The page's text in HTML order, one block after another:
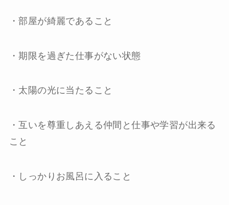
・部屋が綺麗であること
・期限を過ぎた仕事がない状態
・太陽の光に当たること
・互いを尊重しあえる仲間と仕事や学習が出来る
こと
・しっかりお風呂に入ること